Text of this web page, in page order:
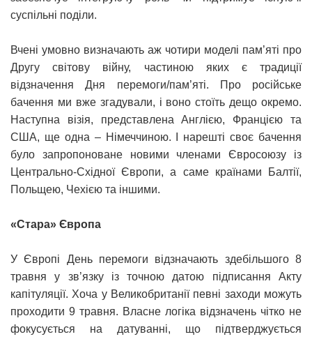
суспільні поділи.
Вчені умовно визначають аж чотири моделі пам’яті про
Другу світову війну, частиною яких є традиції
відзначення Дня перемоги/пам’яті. Про російське
бачення ми вже згадували, і воно стоїть дещо окремо.
Наступна візія, представлена Англією, Францією та
США, ще одна – Німеччиною. І нарешті своє бачення
було запропоноване новими членами Євросоюзу із
Центрально-Східної Європи, а саме країнами Балтії,
Польщею, Чехією та іншими.
«Стара» Європа
У Європі День перемоги відзначають здебільшого 8
травня у зв’язку із точною датою підписання Акту
капітуляції. Хоча у Великобританії певні заходи можуть
проходити 9 травня. Власне логіка відзначень чітко не
фокусується на датуванні, що підтверджується